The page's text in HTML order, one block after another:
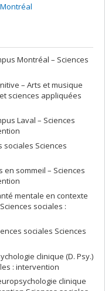
Montréal – Sciences
– Arts et musique
sciences appliquées
Laval – Sciences
sociales Sciences
en sommeil – Sciences
mentale en contexte
sociales :
sociales Sciences
clinique (D. Psy.)
: intervention
clinique